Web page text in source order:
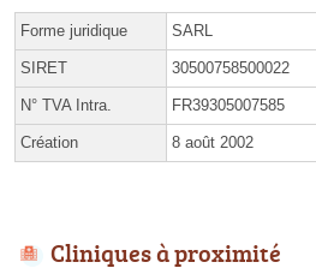
Forme juridique SARL
SIRET 30500758500022
N° TVA Intra. FR39305007585
Création 8 août 2002
Cliniques à proximité